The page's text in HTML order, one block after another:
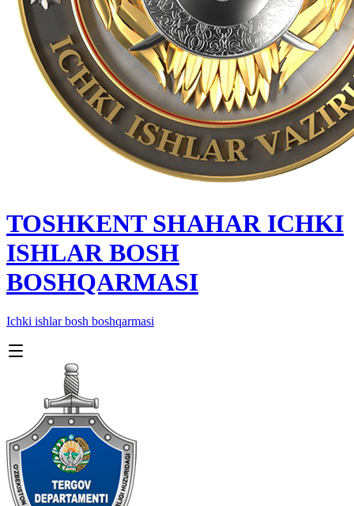
TOSHKENT SHAHAR IСHKI
ISHLAR BOSH
BOSHQARMASI
Ichki ishlar bosh boshqarmasi